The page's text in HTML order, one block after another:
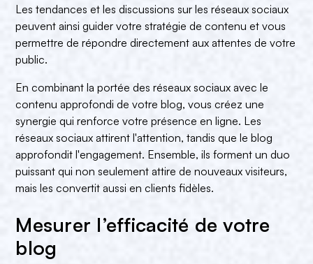
Les tendances et les discussions sur les réseaux sociaux
peuvent ainsi guider votre stratégie de contenu et vous
permettre de répondre directement aux attentes de votre
public.
En combinant la portée des réseaux sociaux avec le
contenu approfondi de votre blog, vous créez une
synergie qui renforce votre présence en ligne. Les
réseaux sociaux attirent l'attention, tandis que le blog
approfondit l'engagement. Ensemble, ils forment un duo
puissant qui non seulement attire de nouveaux visiteurs,
mais les convertit aussi en clients fidèles.
Mesurer l’efficacité de votre
blog